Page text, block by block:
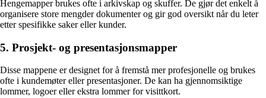
Hengemapper brukes ofte i arkivskap og skuffer. De gjør det enkelt å
organisere store mengder dokumenter og gir god oversikt når du leter
etter spesifikke saker eller kunder.
5. Prosjekt- og presentasjonsmapper
Disse mappene er designet for å fremstå mer profesjonelle og brukes
ofte i kundemøter eller presentasjoner. De kan ha gjennomsiktige
lommer, logoer eller ekstra lommer for visittkort.